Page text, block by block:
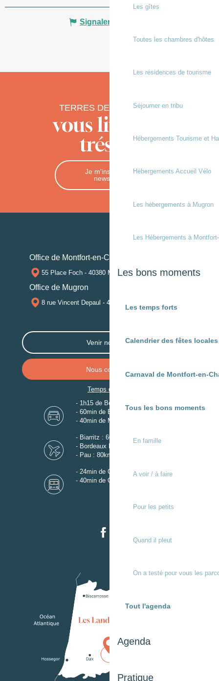
Les gîtes
Toutes les chambres d'hôtes
Les résidences de tourisme
Séjourner en tribu
Hébergements Tourisme et
Hébergements Accueil Vélo
Les hébergements à Mugron
Les Hébergements à
Les bons moments
Les temps forts
Calendrier des fêtes
Carnaval de Montfort-en-
Tous les bons moments
En famille
A voir / à faire
Pour les petits
Quand il pleut
On a testé pour vous les
Tout l'agenda
Agenda
Pratique
Signaler une erreur
TERRES DE CHALOSSE
vous livre ses
trésors
Je m'inscris à la
newsletter
Office de Montfort-en-Chalosse
55 Place Foch - 40380 MONTFORT-EN-CHALOSSE
Office de Mugron
8 rue Vincent Depaul - 40250 MUGRON
Venir nous voir
Nous contacter
Temps de trajet
- 1h15 de Bordeaux
- 60min de Biarritz
- 40min de Mont-de-Marsan
- Biarritz : 60km
- Bordeaux Mérignac : 110km
- Pau : 80km
- 24min de Gare de Dax
- 40min de Gare de Mont-de-Marsan